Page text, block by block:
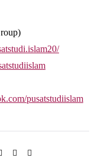
pusatstudiislam